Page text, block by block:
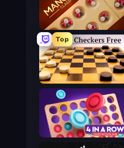
Mancala Classic
Top
English Checkers Free
Connect 4 Online Multiplayer